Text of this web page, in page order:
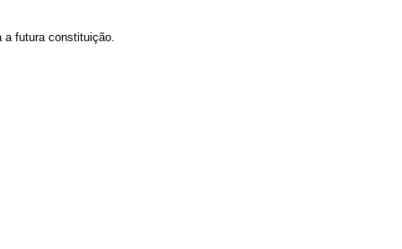
futura constituição.